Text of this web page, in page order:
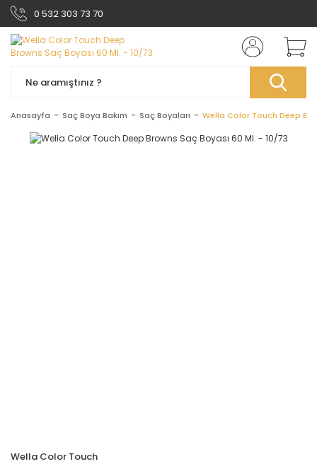
0 532 303 73 70
Anasayfa Saç Boya Bakım Saç Boyaları Wella Color Touch Deep
Wella Color Touch